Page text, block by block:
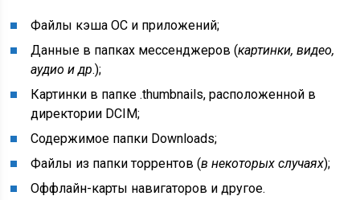
Файлы кэша ОС и приложений;
Данные в папках мессенджеров (картинки, видео,
аудио и др.);
Картинки в папке.thumbnails, расположенной в
директории DCIM;
Содержимое папки Downloads;
Файлы из папки торрентов (в некоторых случаях);
Оффлайн-карты навигаторов и другое.